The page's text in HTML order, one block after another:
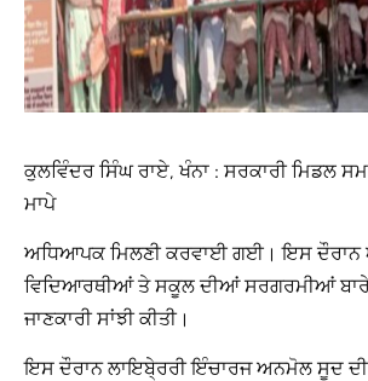
ਕੁਲਵਿੰਦਰ ਸਿੰਘ ਰਾਏ, ਖੰਨਾ : ਸਰਕਾਰੀ ਮਿਡਲ
ਮਾਪੇ
ਅਧਿਆਪਕ ਮਿਲਣੀ ਕਰਵਾਈ ਗਈ। ਇਸ ਦੌਰਾਨ
ਵਿਦਿਆਰਥੀਆਂ ਤੇ ਸਕੂਲ ਦੀਆਂ ਸਰਗਰਮੀਆਂ
ਜਾਣਕਾਰੀ ਸਾਂਝੀ ਕੀਤੀ।
ਇਸ ਦੌਰਾਨ ਲਾਇਬੇ੍ਰਰੀ ਇੰਚਾਰਜ ਅਨਮੋਲ ਸੂਦ